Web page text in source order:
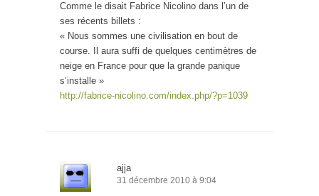
Comme le disait Fabrice Nicolino dans l’un de
ses récents billets :
« Nous sommes une civilisation en bout de
course. Il aura suffi de quelques centimètres de
neige en France pour que la grande panique
s’installe »
http://fabrice-nicolino.com/index.php/?p=1039
ajja
31 décembre 2010 à 9:04